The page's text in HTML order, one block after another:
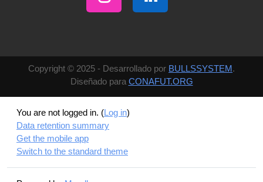
Copyright © 2025 - Desarrollado por BULLSSYSTEM.
Diseñado para CONAFUT.ORG
You are not logged in. (Log in)
Data retention summary
Get the mobile app
Switch to the standard theme